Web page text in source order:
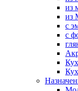
из
из
с
с